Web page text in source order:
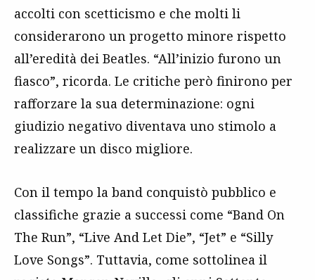
accolti con scetticismo e che molti li
considerarono un progetto minore rispetto
all’eredità dei Beatles. “All’inizio furono un
fiasco”, ricorda. Le critiche però finirono per
rafforzare la sua determinazione: ogni
giudizio negativo diventava uno stimolo a
realizzare un disco migliore.
Con il tempo la band conquistò pubblico e
classifiche grazie a successi come “Band On
The Run”, “Live And Let Die”, “Jet” e “Silly
Love Songs”. Tuttavia, come sottolinea il